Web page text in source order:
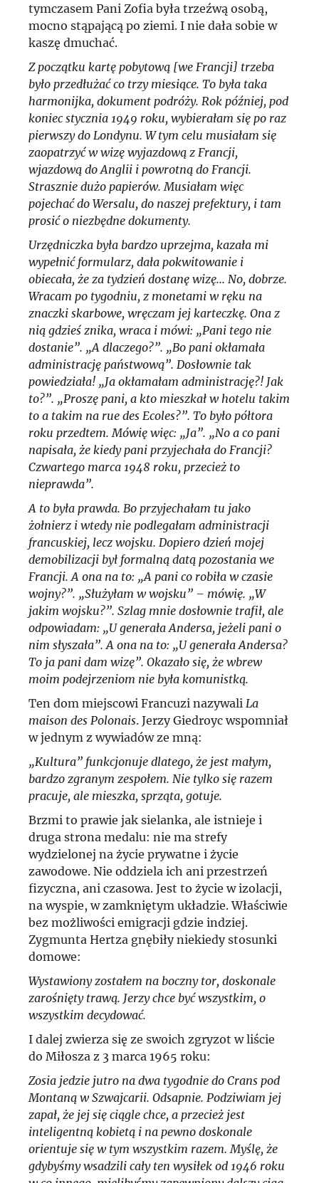
tymczasem Pani Zofia była trzeźwą osobą,
mocno stąpającą po ziemi. I nie dała sobie w
kaszę dmuchać.
Z początku kartę pobytową [we Francji] trzeba
było przedłużać co trzy miesiące. To była taka
harmonijka, dokument podróży. Rok później, pod
koniec stycznia 1949 roku, wybierałam się po raz
pierwszy do Londynu. W tym celu musiałam się
zaopatrzyć w wizę wyjazdową z Francji,
wjazdową do Anglii i powrotną do Francji.
Strasznie dużo papierów. Musiałam więc
pojechać do Wersalu, do naszej prefektury, i tam
prosić o niezbędne dokumenty.
Urzędniczka była bardzo uprzejma, kazała mi
wypełnić formularz, dała pokwitowanie i
obiecała, że za tydzień dostanę wizę... No, dobrze.
Wracam po tygodniu, z monetami w ręku na
znaczki skarbowe, wręczam jej karteczkę. Ona z
nią gdzieś znika, wraca i mówi: „Pani tego nie
dostanie”. „A dlaczego?”. „Bo pani okłamała
administrację państwową”. Dosłownie tak
powiedziała! „Ja okłamałam administrację?! Jak
to?”. „Proszę pani, a kto mieszkał w hotelu takim
to a takim na rue des Ecoles?”. To było półtora
roku przedtem. Mówię więc: „Ja”. „No a co pani
napisała, że kiedy pani przyjechała do Francji?
Czwartego marca 1948 roku, przecież to
nieprawda”.
A to była prawda. Bo przyjechałam tu jako
żołnierz i wtedy nie podlegałam administracji
francuskiej, lecz wojsku. Dopiero dzień mojej
demobilizacji był formalną datą pozostania we
Francji. A ona na to: „A pani co robiła w czasie
wojny?”. „Służyłam w wojsku” – mówię. „W
jakim wojsku?”. Szlag mnie dosłownie trafił, ale
odpowiadam: „U generała Andersa, jeżeli pani o
nim słyszała”. A ona na to: „U generała Andersa?
To ja pani dam wizę”. Okazało się, że wbrew
moim podejrzeniom nie była komunistką.
Ten dom miejscowi Francuzi nazywali La
maison des Polonais. Jerzy Giedroyc wspomniał
w jednym z wywiadów ze mną:
„Kultura” funkcjonuje dlatego, że jest małym,
bardzo zgranym zespołem. Nie tylko się razem
pracuje, ale mieszka, sprząta, gotuje.
Brzmi to prawie jak sielanka, ale istnieje i
druga strona medalu: nie ma strefy
wydzielonej na życie prywatne i życie
zawodowe. Nie oddziela ich ani przestrzeń
fizyczna, ani czasowa. Jest to życie w izolacji,
na wyspie, w zamkniętym układzie. Właściwie
bez możliwości emigracji gdzie indziej.
Zygmunta Hertza gnębiły niekiedy stosunki
domowe:
Wystawiony zostałem na boczny tor, doskonale
zarośnięty trawą. Jerzy chce być wszystkim, o
wszystkim decydować.
I dalej zwierza się ze swoich zgryzot w liście
do Miłosza z 3 marca 1965 roku:
Zosia jedzie jutro na dwa tygodnie do Crans pod
Montaną w Szwajcarii. Odsapnie. Podziwiam jej
zapał, że jej się ciągle chce, a przecież jest
inteligentną kobietą i na pewno doskonale
orientuje się w tym wszystkim razem. Myślę, że
gdybyśmy wsadzili cały ten wysiłek od 1946 roku